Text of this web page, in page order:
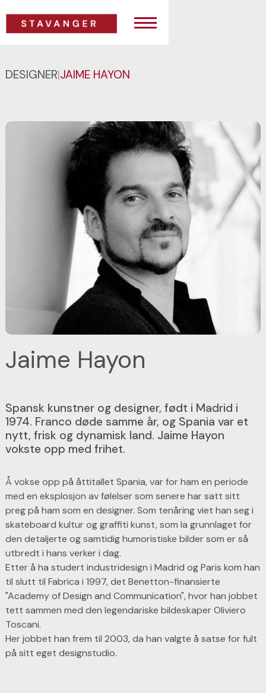
DESIGNER|JAIME HAYON
Jaime Hayon
Spansk kunstner og designer, født i Madrid i
1974. Franco døde samme år, og Spania var et
nytt, frisk og dynamisk land. Jaime Hayon
vokste opp med frihet.
Å vokse opp på åttitallet Spania, var for ham en periode
med en eksplosjon av følelser som senere har satt sitt
preg på ham som en designer. Som tenåring viet han seg i
skateboard kultur og graffiti kunst, som la grunnlaget for
den detaljerte og samtidig humoristiske bilder som er så
utbredt i hans verker i dag.
Etter å ha studert industridesign i Madrid og Paris kom han
til slutt til Fabrica i 1997, det Benetton-finansierte
"Academy of Design and Communication", hvor han jobbet
tett sammen med den legendariske bildeskaper Oliviero
Toscani.
Her jobbet han frem til 2003, da han valgte å satse for fult
på sitt eget designstudio.